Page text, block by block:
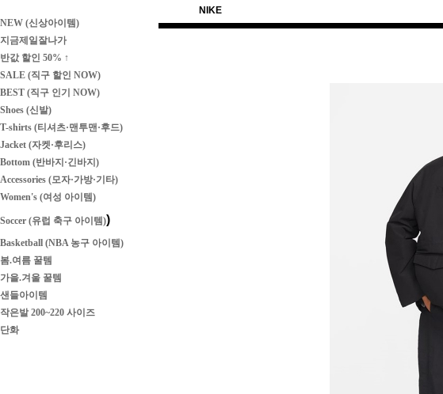
NEW (신상아이템)
지금제일잘나가
반값 할인 50% ↑
SALE (직구 할인 NOW)
BEST (직구 인기 NOW)
Shoes (신발)
T-shirts (티셔츠·맨투맨·후드)
Jacket (자켓·후리스)
Bottom (반바지·긴바지)
Accessories (모자·가방·기타)
Women's (여성 아이템)
Soccer (유럽 축구 아이템))
Basketball (NBA 농구 아이템)
봄.여름 꿀템
가을.겨울 꿀템
샌들아이템
작은발 200~220 사이즈
단화
NIKE